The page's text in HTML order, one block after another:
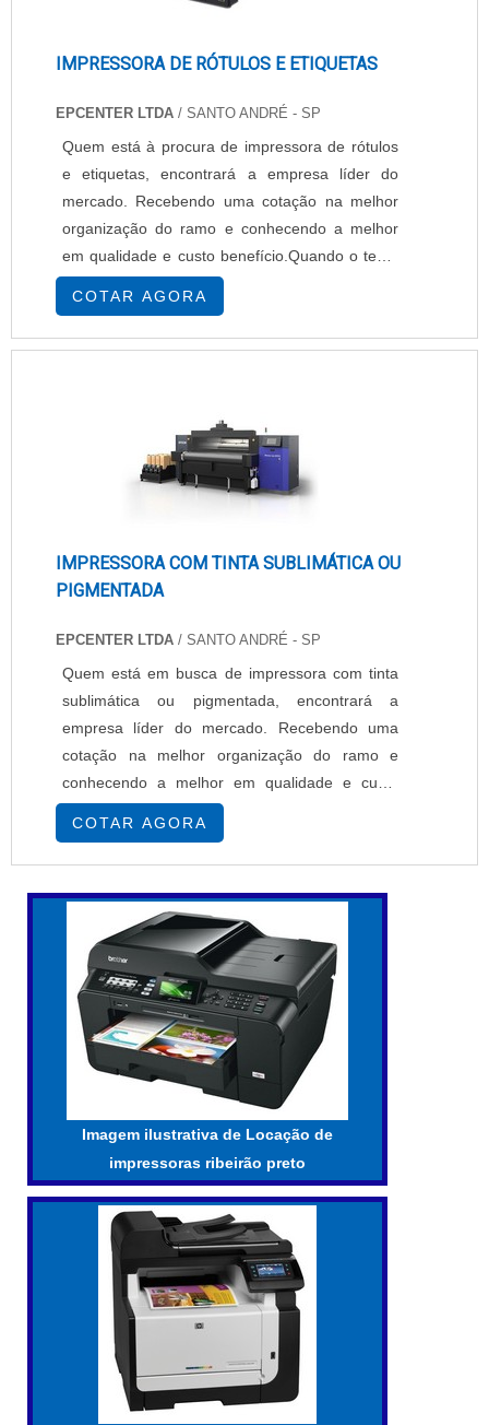
IMPRESSORA DE RÓTULOS E ETIQUETAS
EPCENTER LTDA / SANTO ANDRÉ - SP
Quem está à procura de impressora de rótulos
e etiquetas, encontrará a empresa líder do
mercado. Recebendo uma cotação na melhor
organização do ramo e conhecendo a melhor
em qualidade e custo benefício.Quando o tema
é impressora de rótulos e etiquetas, com os
melhores profissionais da EPcenter atingirá
excelente custo-benefício com pagamento
muitas maneiras eficientes de ...
COTAR AGORA
IMPRESSORA COM TINTA SUBLIMÁTICA OU
PIGMENTADA
EPCENTER LTDA / SANTO ANDRÉ - SP
Quem está em busca de impressora com tinta
sublimática ou pigmentada, encontrará a
empresa líder do mercado. Recebendo uma
cotação na melhor organização do ramo e
conhecendo a melhor em qualidade e custo
benefício.MAIS SOBRE IMPRESSORA COM
TINTA SUBLIMÁTICA OU PIGMENTADASe
alguém busca por impressoras com tinta
sublimática ou pigmentada em uma empresa
segura, descobre a EPcenter. É possível
encontrar impressoras têxteis e impressoras
so...
COTAR AGORA
Imagem ilustrativa de Locação de
impressoras ribeirão preto